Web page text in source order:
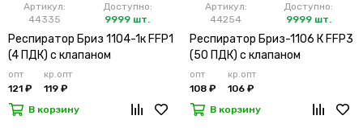
Артикул:
44335
Доступно:
9999 шт.
Респиратор Бриз 1104-1к FFP1
(4 ПДК) с клапаном
опт
121 ₽
кр.опт
119 ₽
В корзину
Артикул:
44254
Доступно:
9999 шт.
Респиратор Бриз-1106 К FFP3
(50 ПДК) с клапаном
опт
108 ₽
кр.опт
106 ₽
В корзину